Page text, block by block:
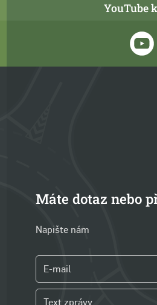
YouTube
Máte dotaz nebo
Napište nám